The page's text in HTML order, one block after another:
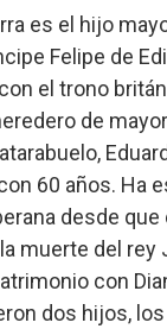
es el hijo
Felipe de
el trono
de
60 años. Ha
desde
muerte del rey
con
dos hijos,